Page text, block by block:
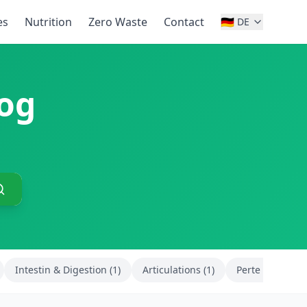
Nutrition Zero Waste Contact 🇩🇪 DE
Intestin & Digestion (1) Articulations (1) Perte de poids